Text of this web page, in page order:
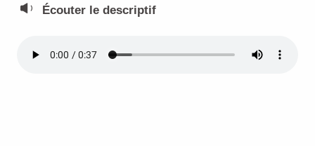
Écouter le descriptif